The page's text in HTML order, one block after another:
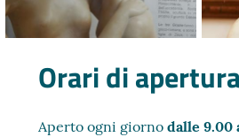
Orari di
Aperto ogni giornodalle 9.00